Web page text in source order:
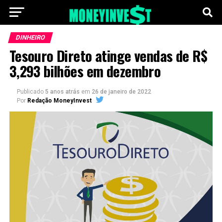
DINHEIRO
Tesouro Direto atinge vendas de R$
3,293 bilhões em dezembro
Publicado 5 anos atrás em 26 de janeiro de 2022
Por Redação MoneyInvest